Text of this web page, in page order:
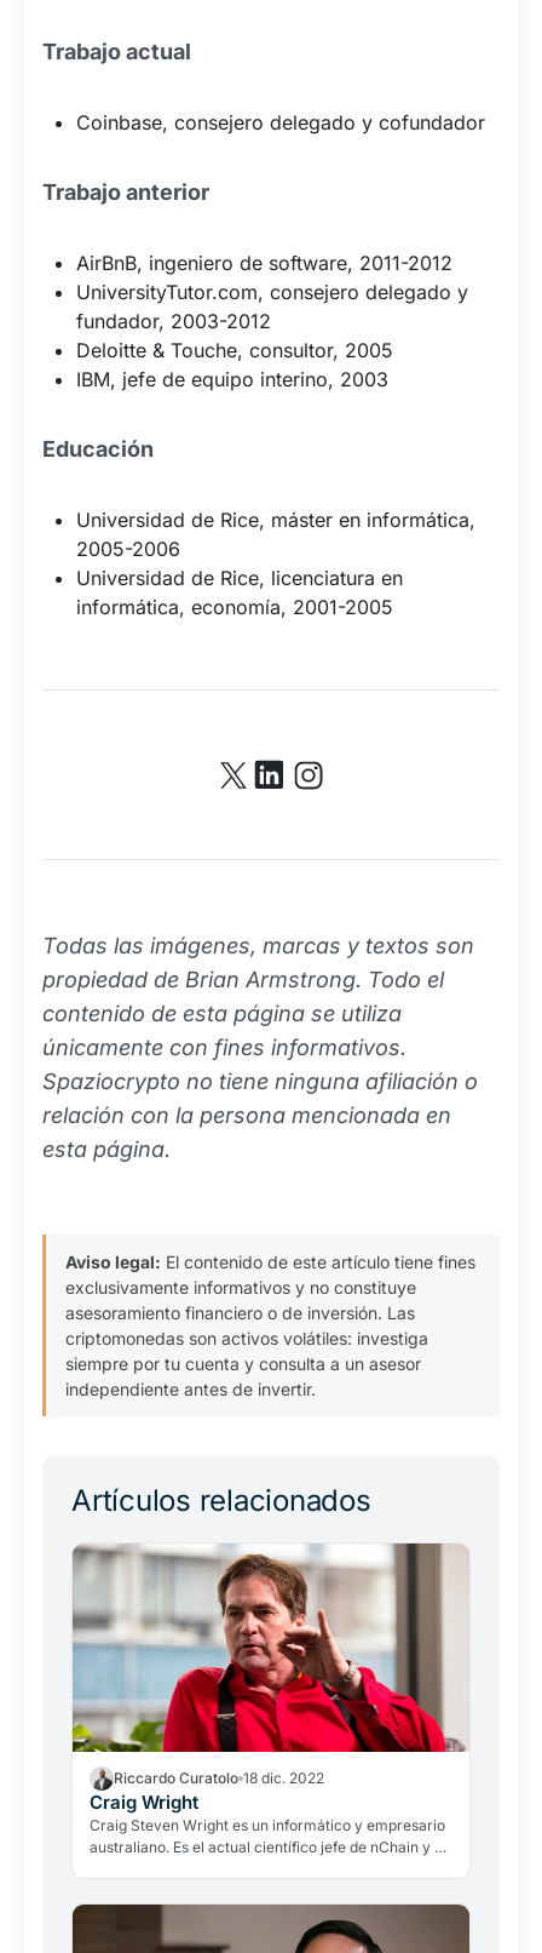
Trabajo actual
Coinbase, consejero delegado y cofundador
Trabajo anterior
AirBnB, ingeniero de software, 2011-2012
UniversityTutor.com, consejero delegado y
fundador, 2003-2012
Deloitte & Touche, consultor, 2005
IBM, jefe de equipo interino, 2003
Educación
Universidad de Rice, máster en informática,
2005-2006
Universidad de Rice, licenciatura en
informática, economía, 2001-2005
Todas las imágenes, marcas y textos son
propiedad de Brian Armstrong. Todo el
contenido de esta página se utiliza
únicamente con fines informativos.
Spaziocrypto no tiene ninguna afiliación o
relación con la persona mencionada en
esta página.
Aviso legal: El contenido de este artículo tiene fines
exclusivamente informativos y no constituye
asesoramiento financiero o de inversión. Las
criptomonedas son activos volátiles: investiga
siempre por tu cuenta y consulta a un asesor
independiente antes de invertir.
Artículos relacionados
Riccardo Curatolo 18 dic. 2022
Craig Wright
Craig Steven Wright es un informático y empresario
australiano. Es el actual científico jefe de nChain y el